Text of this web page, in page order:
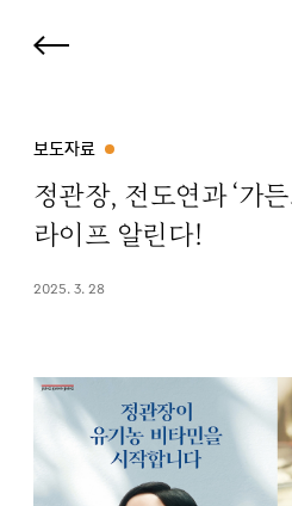
보도자료
정관장, 전도연과 ‘가
라이프 알린다!
2025. 3. 28